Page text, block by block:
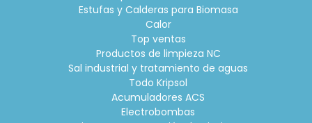
Estufas y Calderas para Biomasa
Calor
Top ventas
Productos de limpieza NC
Sal industrial y tratamiento de aguas
Todo Kripsol
Acumuladores ACS
Electrobombas